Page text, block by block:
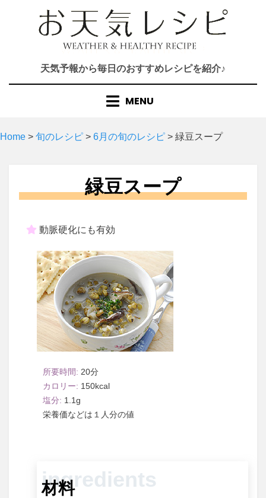
天気予報から毎日のおすすめレシピを紹介♪
MENU
Home > 旬のレシピ > 6月の旬のレシピ > 緑豆スープ
緑豆スープ
動脈硬化にも有効
20
150
1.1
１人分
材料